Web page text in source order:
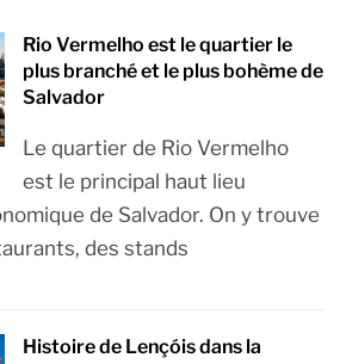
Rio Vermelho est le quartier le
plus branché et le plus bohème de
Salvador
Le quartier de Rio Vermelho
est le principal haut lieu
de Salvador. On y trouve
des stands
Histoire de Lençóis dans la